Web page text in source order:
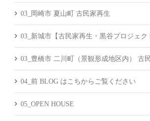
03_岡崎市 夏山町 古民家再生
03_新城市【古民家再生・黒谷プロジェク
03_豊橋市 二川町（景観形成地区内） 古
04_前 BLOG はこちからご覧ください
05_OPEN HOUSE